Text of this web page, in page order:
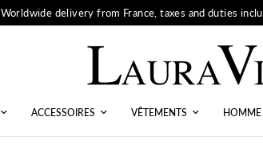
Worldwide delivery from France, taxes and duties
ACCESSOIRES VÊTEMENTS HOMME